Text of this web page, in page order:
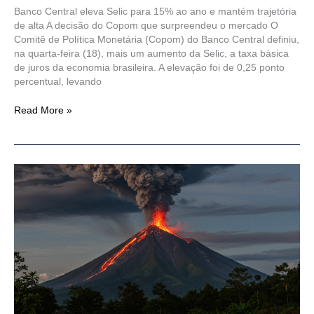
Banco Central eleva Selic para 15% ao ano e mantém trajetória
de alta A decisão do Copom que surpreendeu o mercado O
Comitê de Política Monetária (Copom) do Banco Central definiu,
na quarta-feira (18), mais um aumento da Selic, a taxa básica
de juros da economia brasileira. A elevação foi de 0,25 ponto
percentual, levando
Read More »
Vulcão
na
Indonésia
entra
em
e
lança
coluna
de
cinzas